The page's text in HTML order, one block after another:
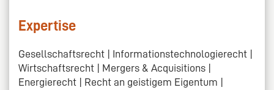
Expertise
Gesellschaftsrecht | Informationstechnologierecht |
Wirtschaftsrecht | Mergers & Acquisitions |
Energierecht | Recht an geistigem Eigentum |